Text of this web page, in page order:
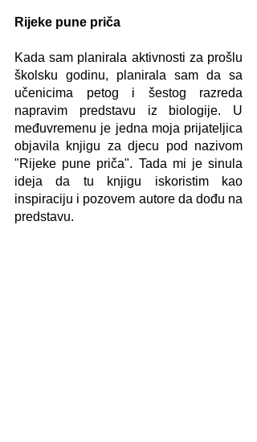
Rijeke pune priča
Kada sam planirala aktivnosti za prošlu
školsku godinu, planirala sam da sa
učenicima petog i šestog razreda
napravim predstavu iz biologije. U
međuvremenu je jedna moja prijateljica
objavila knjigu za djecu pod nazivom
"Rijeke pune priča". Tada mi je sinula
ideja da tu knjigu iskoristim kao
inspiraciju i pozovem autore da dođu na
predstavu.